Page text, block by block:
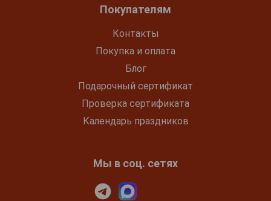
Покупателям
Контакты
Покупка и оплата
Блог
Подарочный сертификат
Проверка сертификата
Календарь праздников
Мы в соц. сетях